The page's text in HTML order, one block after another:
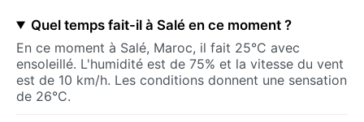
Quel temps fait-il à Salé en ce moment ?
En ce moment à Salé, Maroc, il fait 25°C avec
ensoleillé. L'humidité est de 75% et la vitesse du vent
est de 10 km/h. Les conditions donnent une sensation
de 26°C.